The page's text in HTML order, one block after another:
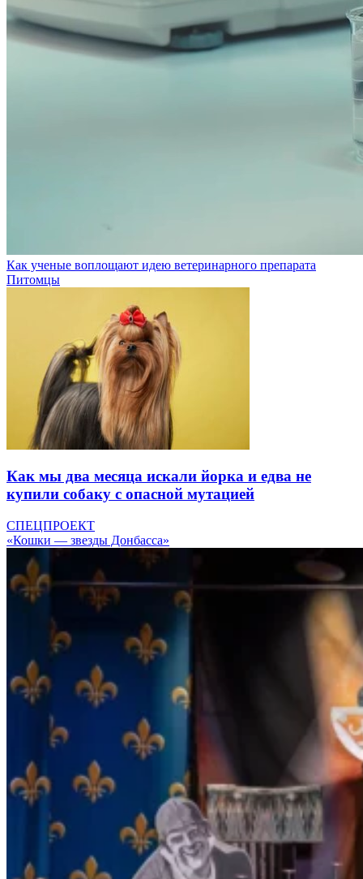
Как ученые воплощают идею ветеринарного препарата
Питомцы
Как мы два месяца искали йорка и едва не
купили собаку с опасной мутацией
СПЕЦПРОЕКТ
«Кошки — звезды Донбасса»